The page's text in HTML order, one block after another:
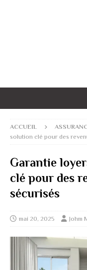
ACCUEIL
solution clé pour des
Garantie
clé pour des
sécurisés
mai 20, 2025 Johm